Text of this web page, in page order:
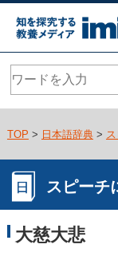
TOP > 日本語辞典>
スピーチ
大慈大悲